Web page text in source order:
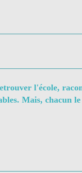
l'école,
Mais, chacun